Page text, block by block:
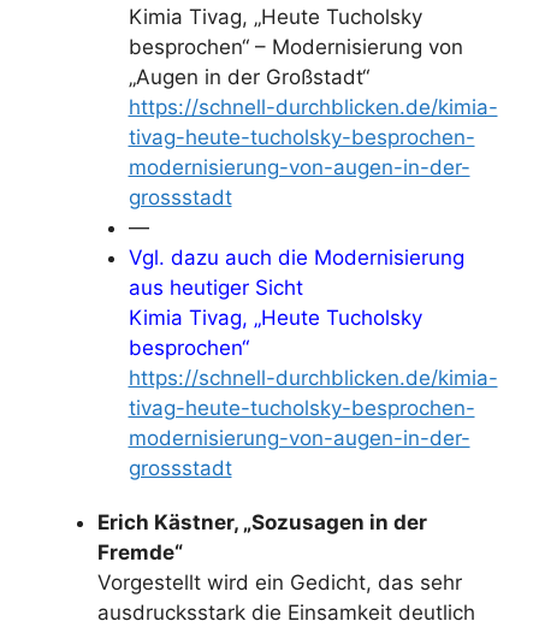
Kimia Tivag, „Heute Tucholsky
besprochen“ – Modernisierung von
„Augen in der Großstadt“
https://schnell-durchblicken.de/kimia-
tivag-heute-tucholsky-besprochen-
modernisierung-von-augen-in-der-
grossstadt
—
Vgl. dazu auch die Modernisierung
aus heutiger Sicht
Kimia Tivag, „Heute Tucholsky
besprochen“
https://schnell-durchblicken.de/kimia-
tivag-heute-tucholsky-besprochen-
modernisierung-von-augen-in-der-
grossstadt
Erich Kästner, „Sozusagen in der
Fremde“
Vorgestellt wird ein Gedicht, das sehr
ausdrucksstark die Einsamkeit deutlich